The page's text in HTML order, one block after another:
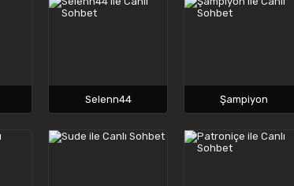
Selenn44 Şampiyon